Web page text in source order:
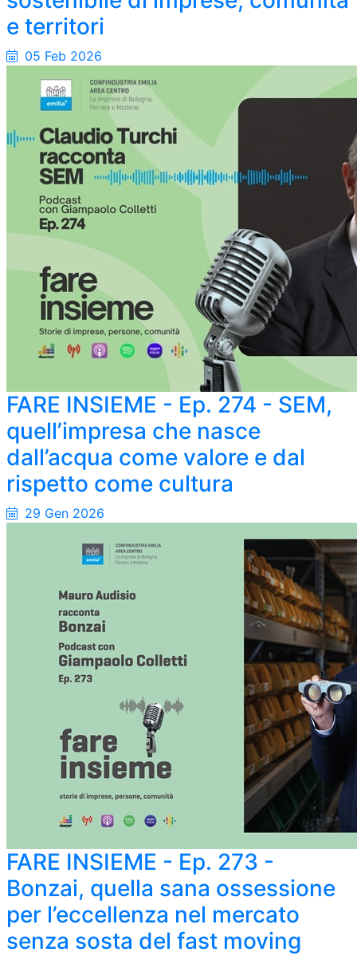
e territori
05 Feb 2026
FARE INSIEME - Ep. 274 - SEM,
quell’impresa che nasce
dall’acqua come valore e dal
rispetto come cultura
29 Gen 2026
FARE INSIEME - Ep. 273 -
Bonzai, quella sana ossessione
per l’eccellenza nel mercato
senza sosta del fast moving